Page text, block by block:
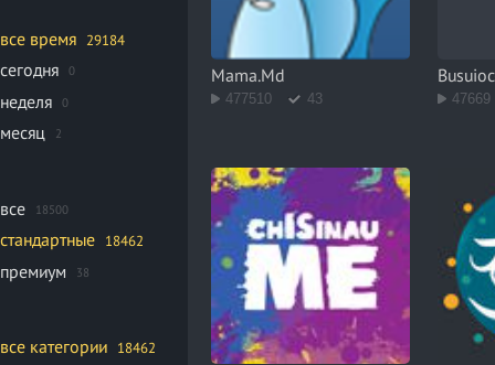
все время 29184
сегодня 0
неделя 0
месяц 2
все 18500
стандартные 18462
премиум 38
все категории 18462
Mama.Md
477510 43 47669